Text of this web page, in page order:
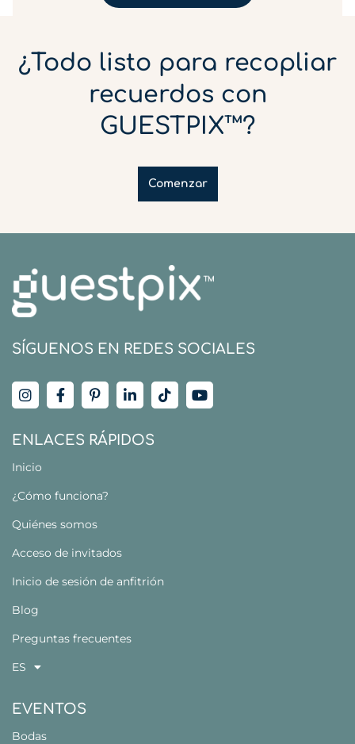
¿Todo listo para recopliar
recuerdos con
GUESTPIX™?
Comenzar
SÍGUENOS EN REDES SOCIALES
ENLACES RÁPIDOS
Inicio
¿Cómo funciona?
Quiénes somos
Acceso de invitados
Inicio de sesión de anfitrión
Blog
Preguntas frecuentes
ES
EVENTOS
Bodas